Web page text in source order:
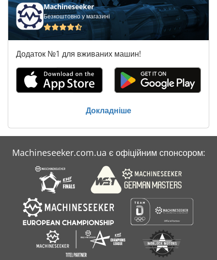
Machineseeker
Безкоштовно у магазині
Додаток №1 для вживаних машин!
Докладніше
Machineseeker.com.ua є офіційним спонсором: